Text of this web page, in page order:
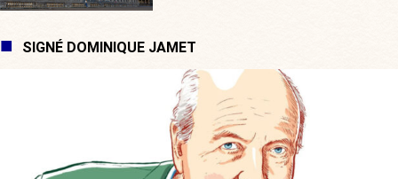
SIGNÉ DOMINIQUE JAMET